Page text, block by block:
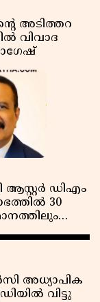
അടിത്തറ
വിവാദ
ആസ്റ്റർ ഡിഎം
30
അധ്യാപിക
വിട്ടു